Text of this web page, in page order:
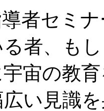
者セミナ
者、も
宙の教
い見識